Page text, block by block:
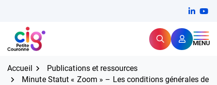
contenu
CIG Petite Couronne RechercherMENU
Expertise et proximité pour
Accueil
Publications et ressources
Minute Statut « Zoom » – Les conditions générales de